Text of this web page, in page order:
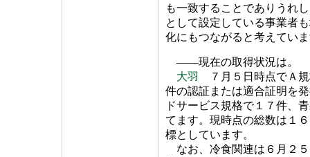
も一致することでありうれ
として設定している事業者
化にもつながると考えてい
――現在の取得状況は。
大羽
７月５日時点でＡ規
件の認証または適合証明を
ドサービス規格で１７件、
てます。現時点の総数は１
標としています。
なお、冷食関連は６月２